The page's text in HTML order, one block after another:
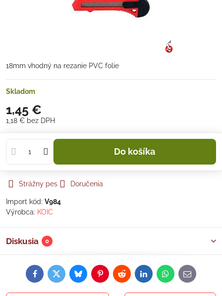
18mm vhodný na rezanie PVC folie
Skladom
1,45 €
1,18 € bez DPH
Do košíka
Strážny pes Doručenia
Import kód: V984
Výrobca: KOIC
Diskusia 0
FacebookTwitterBlueskyPinterestRedditLinkedInWhatsApp
E-
mail